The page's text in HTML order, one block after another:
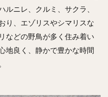
ルニレ、クルミ、サクラ、
り、エゾリスやシマリスな
などの野鳥が多く住み着い
地良く、静かで豊かな時間